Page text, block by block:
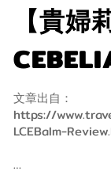
因為它不僅是保
在任何地方都可
【貴
效修復
修護專
文章出自：
https://
LCEBalm-